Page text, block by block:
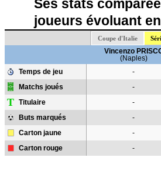
Ses stats
joueurs évoluant
Coupe d'Italie
Vincenzo
(Naples)
Temps de jeu
-
Matchs joués -
T Titulaire -
Buts marqués -
Carton jaune -
Carton rouge -